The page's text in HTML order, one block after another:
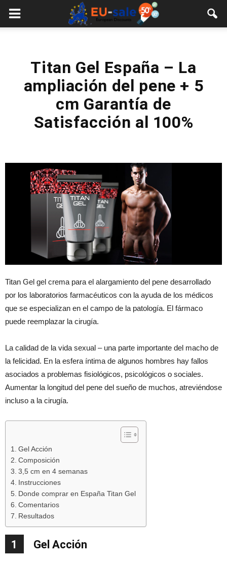
European
Titan Gel España – La
ampliación del pene + 5
cm Garantía de
Satisfacción al 100%
Titan Gel gel crema para el alargamiento del pene desarrollado
por los laboratorios farmacéuticos con la ayuda de los médicos
que se especializan en el campo de la patología. El fármaco
puede reemplazar la cirugía.
La calidad de la vida sexual – una parte importante del macho de
la felicidad. En la esfera íntima de algunos hombres hay fallos
asociados a problemas fisiológicos, psicológicos o sociales.
Aumentar la longitud del pene del sueño de muchos, atreviéndose
incluso a la cirugía.
Gel Acción
Composición
3,5 cm en 4 semanas
Instrucciones
Donde comprar en España Titan Gel
Comentarios
Resultados
1 Gel Acción